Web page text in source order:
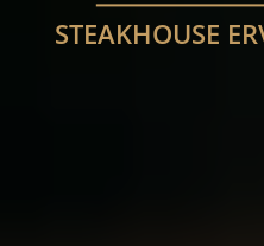
STEAKHOUSE